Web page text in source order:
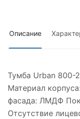
Описание
Тумба Urban 800-
Материал
фасада: ЛМДФ
Отсутствие